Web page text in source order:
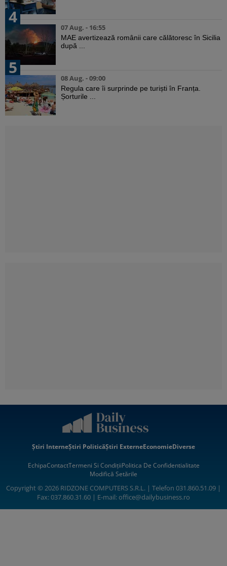
4
07 Aug. - 16:55
MAE avertizează românii care călătoresc în Sicilia
după ...
5
08 Aug. - 09:00
Regula care îi surprinde pe turiști în Franța.
Șorturile ...
Știri InterneȘtiri PoliticăȘtiri ExterneEconomieDiverse
EchipaContactTermeni Si CondițiiPolitica De Confidentialitate
Modifică Setările
Copyright © 2026 RIDZONE COMPUTERS S.R.L. | Telefon 031.860.51.09 |
Fax: 037.860.31.60 | E-mail:office@dailybusiness.ro